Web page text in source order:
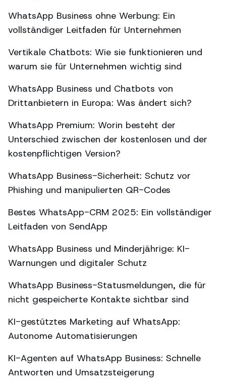
WhatsApp Business ohne Werbung: Ein
vollständiger Leitfaden für Unternehmen
Vertikale Chatbots: Wie sie funktionieren und
warum sie für Unternehmen wichtig sind
WhatsApp Business und Chatbots von
Drittanbietern in Europa: Was ändert sich?
WhatsApp Premium: Worin besteht der
Unterschied zwischen der kostenlosen und der
kostenpflichtigen Version?
WhatsApp Business-Sicherheit: Schutz vor
Phishing und manipulierten QR-Codes
Bestes WhatsApp-CRM 2025: Ein vollständiger
Leitfaden von SendApp
WhatsApp Business und Minderjährige: KI-
Warnungen und digitaler Schutz
WhatsApp Business-Statusmeldungen, die für
nicht gespeicherte Kontakte sichtbar sind
KI-gestütztes Marketing auf WhatsApp:
Autonome Automatisierungen
KI-Agenten auf WhatsApp Business: Schnelle
Antworten und Umsatzsteigerung